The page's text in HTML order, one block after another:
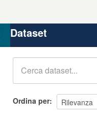
Organizzazioni
Gruppi
Dataset
Ordina per